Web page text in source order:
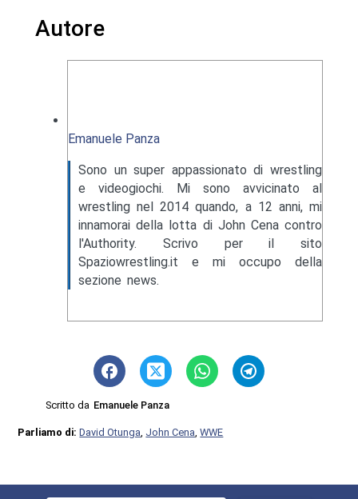
Autore
Emanuele Panza
Sono un super appassionato di wrestling
e videogiochi. Mi sono avvicinato al
wrestling nel 2014 quando, a 12 anni, mi
innamorai della lotta di John Cena contro
l'Authority. Scrivo per il sito
Spaziowrestling.it e mi occupo della
sezione news.
Scritto da Emanuele Panza
Parliamo di:David Otunga John Cena ,WWE